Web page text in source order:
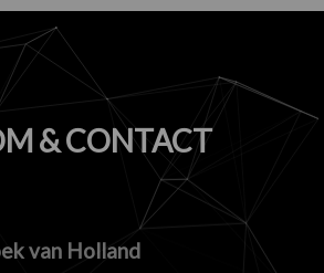
& CONTACT
van Holland